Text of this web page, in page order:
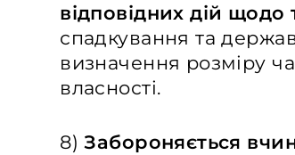
відповідних дій щодо
спадкування та
визначення розміру
власності.
8)Забороняється